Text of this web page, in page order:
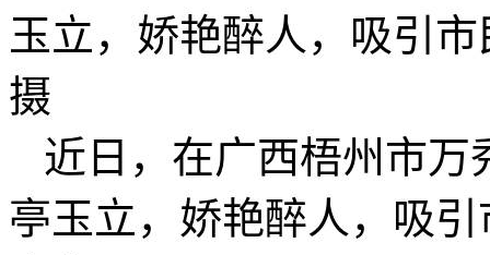
玉立，娇艳醉人，吸引
摄
近日，在广西梧州市
亭玉立，娇艳醉人，吸